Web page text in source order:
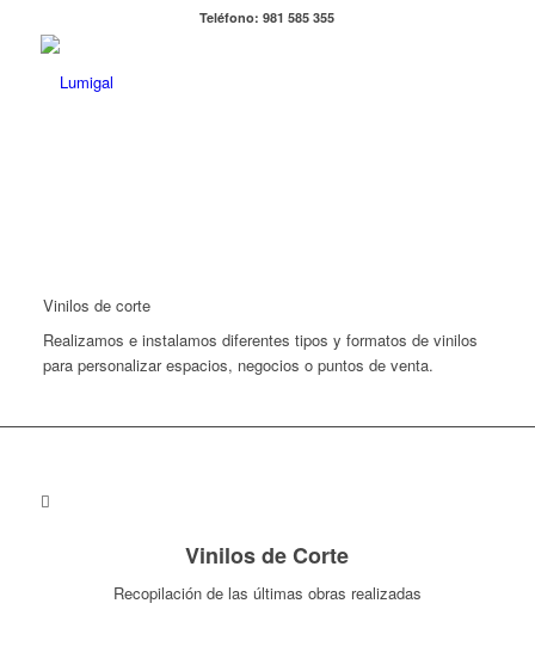
Teléfono: 981 585 355
Vinilos de corte
Realizamos e instalamos diferentes tipos y formatos de vinilos
para personalizar espacios, negocios o puntos de venta.
Vinilos de Corte
Recopilación de las últimas obras realizadas